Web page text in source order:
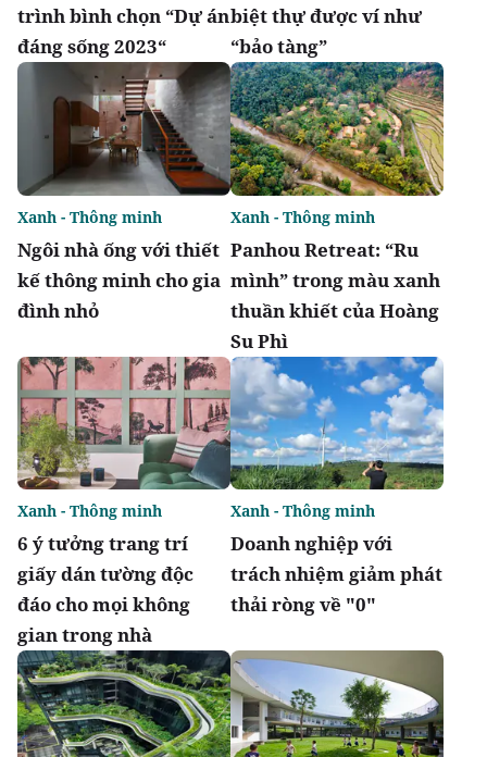
trình bình chọn “Dự án
đáng sống 2023“
biệt thự được ví như
“bảo tàng”
Ngôi nhà ống với thiết
kế thông minh cho gia
đình nhỏ
Xanh - Thông minh
Panhou Retreat: “Ru
mình” trong màu xanh
thuần khiết của Hoàng
Su Phì
Xanh - Thông minh
6 ý tưởng trang trí
giấy dán tường độc
đáo cho mọi không
gian trong nhà
Xanh - Thông minh
Doanh nghiệp với
trách nhiệm giảm phát
thải ròng về "0"
Xanh - Thông minh